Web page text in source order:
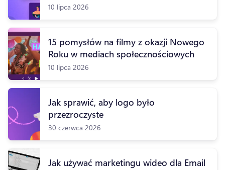
10 lipca 2026
15 pomysłów na filmy z okazji Nowego
Roku w mediach społecznościowych
10 lipca 2026
Jak sprawić, aby logo było
przezroczyste
30 czerwca 2026
Jak używać marketingu wideo dla Email